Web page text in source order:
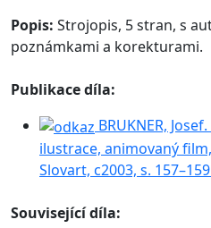
Popis: Strojopis, 5 stran, s
poznámkami a korekturami.
Publikace díla:
BRUKNER,
ilustrace, animovaný
Slovart, c2003, s.
Související díla: